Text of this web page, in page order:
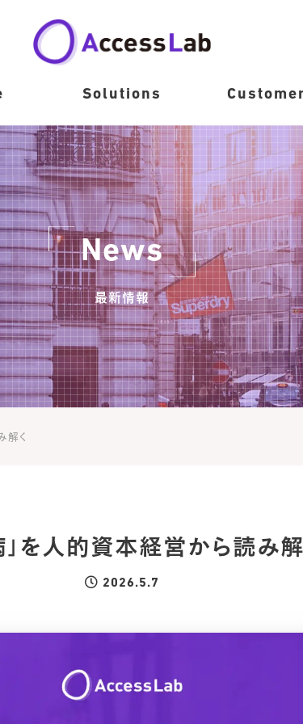
Solutions
News
最新情報
解く
」を人的資本経営から読み
2026.5.7